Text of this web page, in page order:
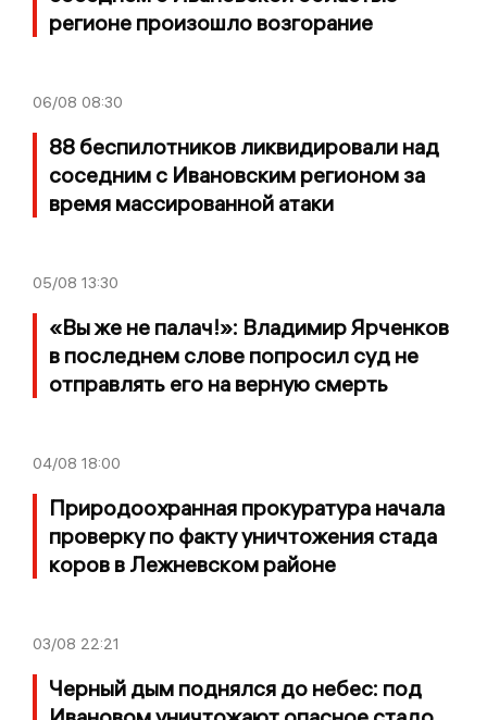
регионе произошло возгорание
06/08 08:30
88 беспилотников ликвидировали над
соседним с Ивановским регионом за
время массированной атаки
05/08 13:30
«Вы же не палач!»: Владимир Ярченков
в последнем слове попросил суд не
отправлять его на верную смерть
04/08 18:00
Природоохранная прокуратура начала
проверку по факту уничтожения стада
коров в Лежневском районе
03/08 22:21
Черный дым поднялся до небес: под